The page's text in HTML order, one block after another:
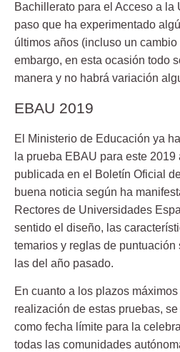
Bachillerato para el Acceso a la
paso que ha experimentado
últimos años (incluso un
embargo, en esta ocasión todo
manera y no habrá variación
EBAU 2019
El Ministerio de Educación ya
la prueba EBAU para este
publicada en el Boletín Oficial
buena noticia según ha
Rectores de Universidades
sentido el diseño, las
temarios y reglas de
las del año pasado.
En cuanto a los plazos
realización de estas pruebas, se
como fecha límite para la
todas las comunidades